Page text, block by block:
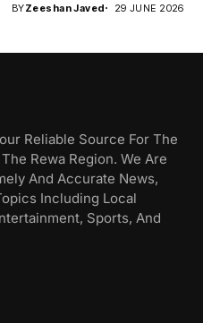
BYZeeshan Javed 29 JUNE 2026
Reliable Source For The
Rewa Region. We Are
And Accurate News,
Including Local
Sports, And